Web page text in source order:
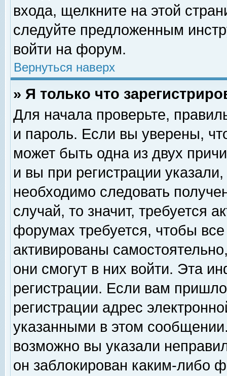
входа, щелкните на этой
следуйте предложенным
войти на форум.
Вернуться наверх
» Я только что
Для начала проверьте,
и пароль. Если вы уверены,
может быть одна из двух
и вы при регистрации
необходимо следовать
случай, то значит, требуется
форумах требуется, чтобы
активированы
они смогут в них войти. Эта
регистрации. Если вам
регистрации адрес
указанными в этом
возможно вы указали
он заблокирован каким-либо